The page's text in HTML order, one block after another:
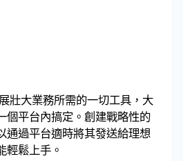
壯大業務所需的一切工具，大
個平台內搞定。創建戰略性的
通過平台適時將其發送給理想
輕鬆上手。